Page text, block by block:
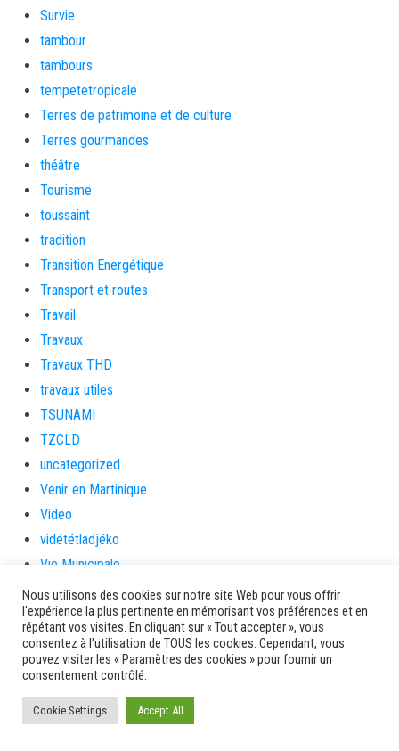
Survie
tambour
tambours
tempetetropicale
Terres de patrimoine et de culture
Terres gourmandes
théâtre
Tourisme
toussaint
tradition
Transition Energétique
Transport et routes
Travail
Travaux
Travaux THD
travaux utiles
TSUNAMI
TZCLD
uncategorized
Venir en Martinique
Video
vidététladjéko
Vie Municipale
Viechere
vigilanceROUGE
Village artisanal
Village artisanal et commercial
villedelesansesdarlet
Nous utilisons des cookies sur notre site Web pour vous offrir
l'expérience la plus pertinente en mémorisant vos préférences et en
répétant vos visites. En cliquant sur « Tout accepter », vous
consentez à l'utilisation de TOUS les cookies. Cependant, vous
pouvez visiter les « Paramètres des cookies » pour fournir un
consentement contrôlé.
Cookie Settings Accept All